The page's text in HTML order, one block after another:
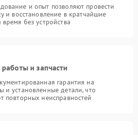
и опыт позволяют провести
и восстановление в кратчайшие
без устройства
работы и запчасти
гарантия на
и установленные детали, что
повторных неисправностей